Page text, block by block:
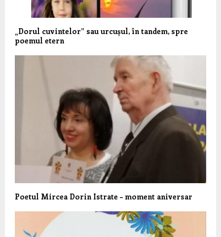
„Dorul cuvintelor” sau urcușul, în tandem, spre
poemul etern
Poetul Mircea Dorin Istrate – moment aniversar